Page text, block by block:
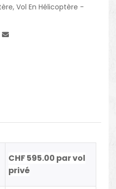
, Vol En Hélicoptère -
CHF 595.00 par vol
privé